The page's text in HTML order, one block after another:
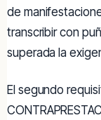
de
transcribir con
superada la
El segundo